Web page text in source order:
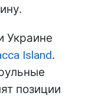
Украине
Island.
позиции